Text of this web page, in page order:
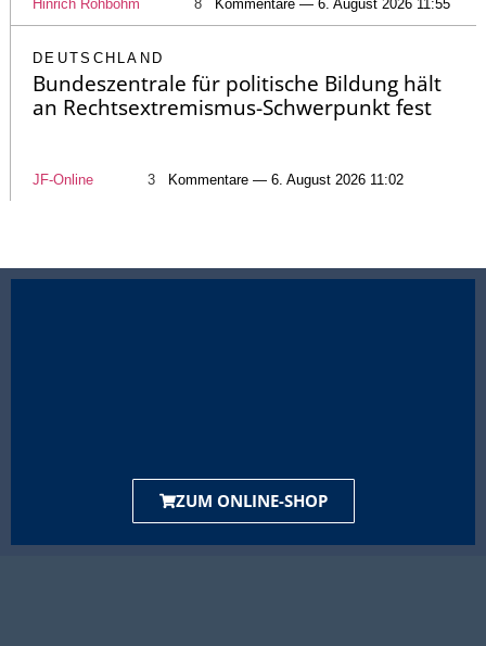
Hinrich Rohbohm 8 Kommentare — 6. August 2026 11:55
DEUTSCHLAND
Bundeszentrale für politische Bildung hält
an Rechtsextremismus-Schwerpunkt fest
JF-Online 3 Kommentare — 6. August 2026 11:02
ZUM ONLINE-SHOP